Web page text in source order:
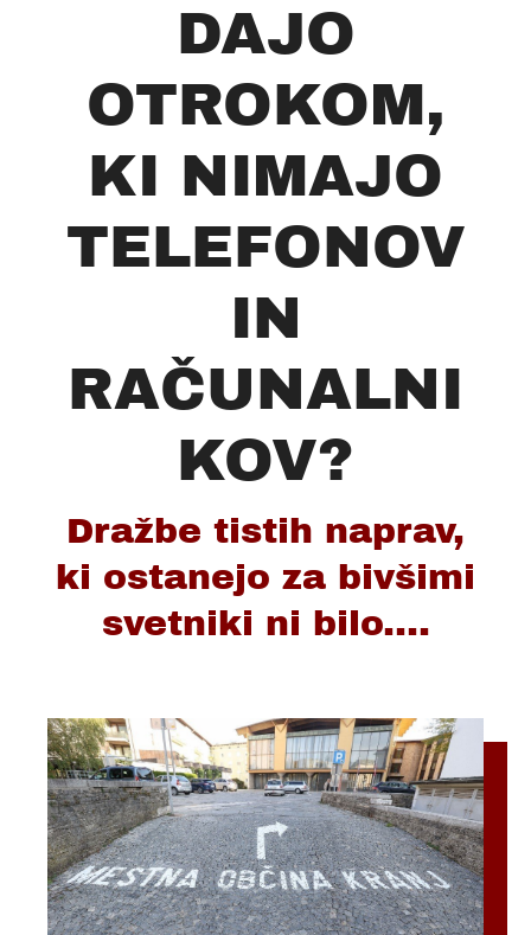
DAJO
OTROKOM,
KI NIMAJO
TELEFONOV
IN
RAČUNALNI
KOV?
Dražbe tistih naprav,
ki ostanejo za bivšimi
svetniki ni bilo....